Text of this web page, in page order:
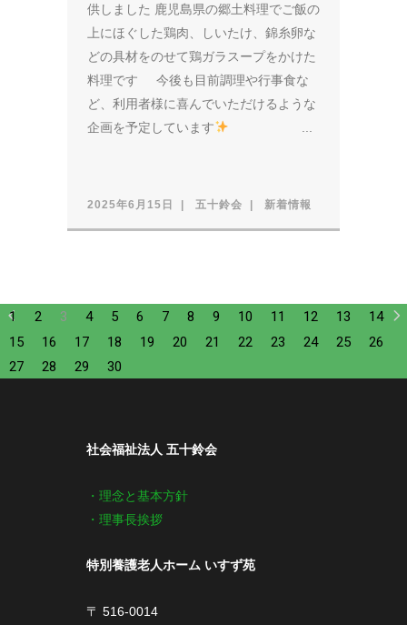
供しました 鹿児島県の郷土料理でご飯の
上にほぐした鶏肉、しいたけ、錦糸卵な
どの具材をのせて鶏ガラスープをかけた
料理です 今後も目前調理や行事食な
ど、利用者様に喜んでいただけるような
企画を予定しています
2025年6月15日 五十鈴会 新着情報
1 2 3 4 5 6 7 8 9 10 11 12 13
14
15
16 17 18 19 20 21 22 23 24 25
26
27
28 29 30
社会福祉法人 五十鈴会
・理念と基本方針
・理事長挨拶
特別養護老人ホーム いすず苑
〒 516-0014